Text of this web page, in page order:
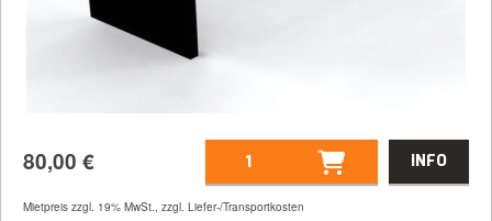
80,00 € INFO
Mietpreis zzgl. 19% MwSt., zzgl. Liefer-/Transportkosten